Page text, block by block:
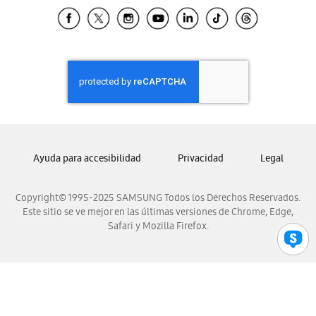
Samsung El Salvador
Samsung Honduras
Samsung Nicaragua
Samsung Panamá
Samsung Venezuela
Copyright© 1995-2025 SAMSUNG Todos los Derechos Reservados.
Este sitio se ve mejor en las últimas versiones de Chrome, Edge,
Safari y Mozilla Firefox.
Ayuda para accesibilidad Privacidad Legal